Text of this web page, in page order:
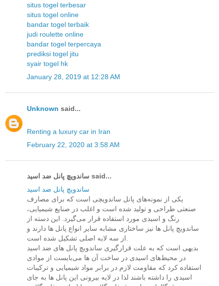
situs togel terbesar
situs togel online
bandar togel terbaik
judi roulette online
bandar togel terpercaya
prediksi togel jitu
syair togel hk
January 28, 2019 at 12:28 AM
Unknown said...
Renting a luxury car in Iran
February 22, 2020 at 3:58 AM
ساندویچ پانل ضد اسید said...
ساندویچ پانل ضد اسید
یکی از نمونه‌های پانل ساندویچی است که برای مصارف
صنعتی طراحی و تولید شده است و اغلب در صنایع شیمیایی،
رنگ و اسیدی مورد استفاده قرار می‌گیرد. این دسته از
ساندویچ پانل ها نیز ساختاری مشابه سایر انواع پانل ها دارند و
از سه لایه اصلی تشکیل شده است.
بدیهی است که به علت قرارگیری ساندویچ پانل های ضد اسید
در محیط‌های اسیدی در ساخت آن ‌ها می‌بایست از موادی
استفاده کرد که مقاومت لازم در برابر مواد شیمیایی و ترکیبات
اسیدی را داشته باشند لذا در لایه بیرونی این پانل ها به جای